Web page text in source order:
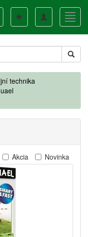
Toggle
navigation
technika
Akcia Novinka